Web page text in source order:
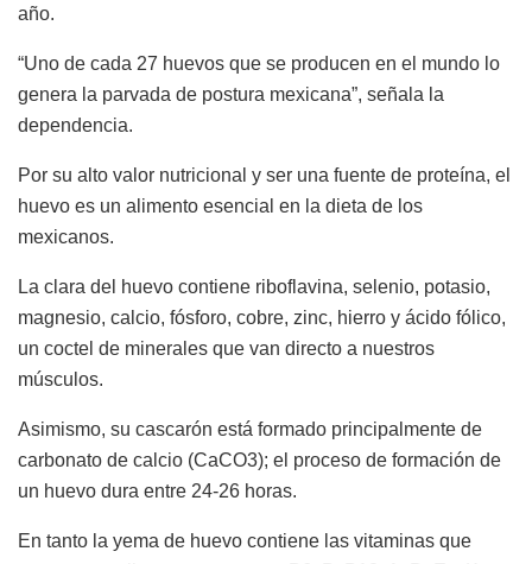
año.
“Uno de cada 27 huevos que se producen en el mundo lo
genera la parvada de postura mexicana”, señala la
dependencia.
Por su alto valor nutricional y ser una fuente de proteína, el
huevo es un alimento esencial en la dieta de los
mexicanos.
La clara del huevo contiene riboflavina, selenio, potasio,
magnesio, calcio, fósforo, cobre, zinc, hierro y ácido fólico,
un coctel de minerales que van directo a nuestros
músculos.
Asimismo, su cascarón está formado principalmente de
carbonato de calcio (CaCO3); el proceso de formación de
un huevo dura entre 24-26 horas.
En tanto la yema de huevo contiene las vitaminas que